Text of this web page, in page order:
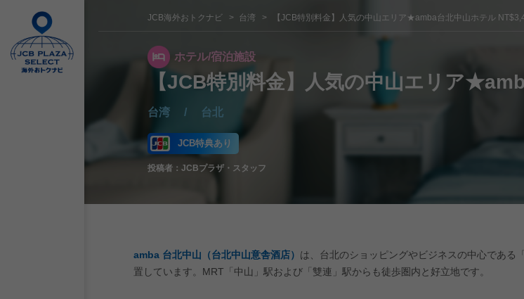
JCB海外おトクナビ 台湾 【JCB特別料金】人気の中山エリア★amba台北中山ホテル
ホテル/宿泊施設
【JCB特別料金】人気の中山エリア
台湾 / 台北
JCB特典あり
投稿者： JCBプラザ・スタッフ
amba 台北中山（台北中山意舎酒店） は、台北のショッピングやビジネスの中心である
置しています。MRT「中山」駅および「雙連」駅からも徒歩圏内と好立地です。